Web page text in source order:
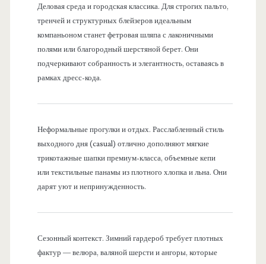
Деловая среда и городская классика. Для строгих пальто,
тренчей и структурных блейзеров идеальным
компаньоном станет фетровая шляпа с лаконичными
полями или благородный шерстяной берет. Они
подчеркивают собранность и элегантность, оставаясь в
рамках дресс-кода.
Неформальные прогулки и отдых. Расслабленный стиль
выходного дня (casual) отлично дополняют мягкие
трикотажные шапки премиум-класса, объемные кепи
или текстильные панамы из плотного хлопка и льна. Они
дарят уют и непринужденность.
Сезонный контекст. Зимний гардероб требует плотных
фактур — велюра, валяной шерсти и ангоры, которые